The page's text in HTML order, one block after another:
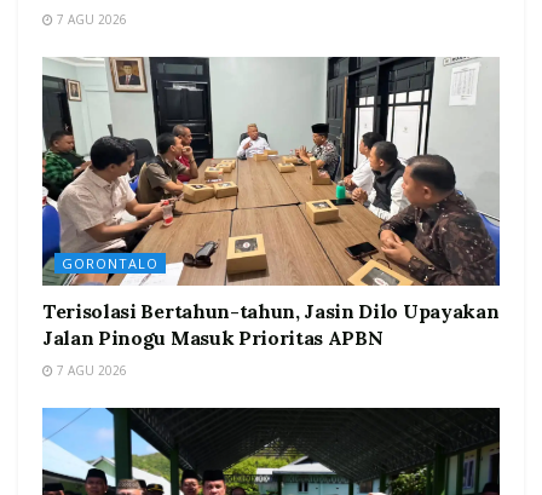
7 AGU 2026
GORONTALO
Terisolasi Bertahun-tahun, Jasin Dilo Upayakan
Jalan Pinogu Masuk Prioritas APBN
7 AGU 2026